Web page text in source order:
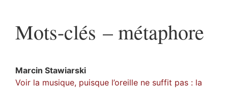
Mots-clés – métaphore
Marcin Stawiarski
Voir la musique, puisque l’oreille ne suffit pas : la